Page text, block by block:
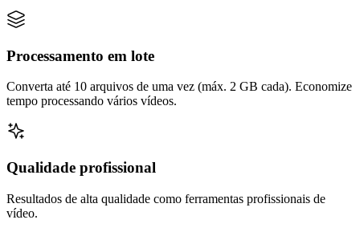
Processamento em lote
Converta até 10 arquivos de uma vez (máx. 2 GB cada). Economize
tempo processando vários vídeos.
Qualidade profissional
Resultados de alta qualidade como ferramentas profissionais de
vídeo.